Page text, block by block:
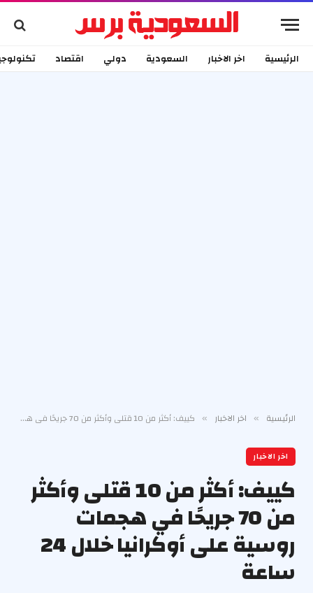
الرئيسية اخر الاخبار السعودية دولي اقتصاد
الرئيسية » اخر الاخبار » كييف: أكثر من 10 قتلى وأكثر من 70 جريحًا في هجمات روسية على أوكرانيا خلال 24 ساعة
اخر الاخبار
كييف: أكثر من 10 قتلى وأكثر
من 70 جريحًا في هجمات
روسية على أوكرانيا خلال 24
ساعة